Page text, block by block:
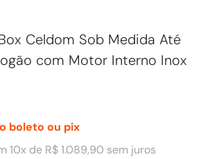
Celdom Sob Medida Até
com Motor Interno Inox
boleto ou pix
10x de R$1.089,90 sem juros